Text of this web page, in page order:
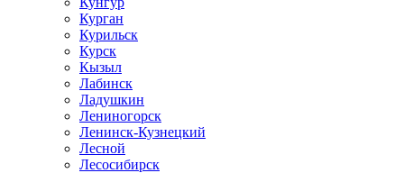
Курган
Курильск
Курск
Кызыл
Лабинск
Ладушкин
Лениногорск
Ленинск-Кузнецкий
Лесной
Лесосибирск